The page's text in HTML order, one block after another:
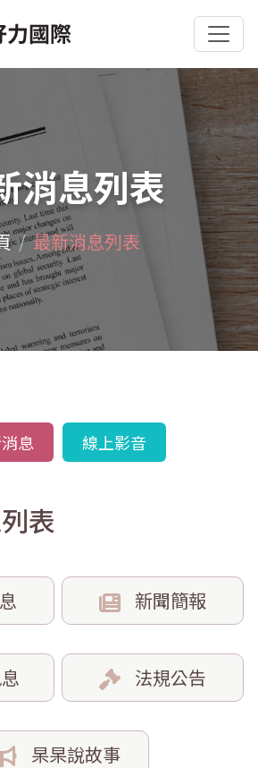
消息列表
最新消息列表
息 線上影音
表
新聞簡報
法規公告
杲杲說故事